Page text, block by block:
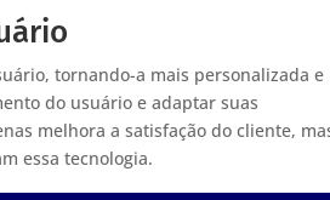
tornando-a mais personalizada e
do usuário e adaptar suas
melhora a satisfação do cliente,
essa tecnologia.